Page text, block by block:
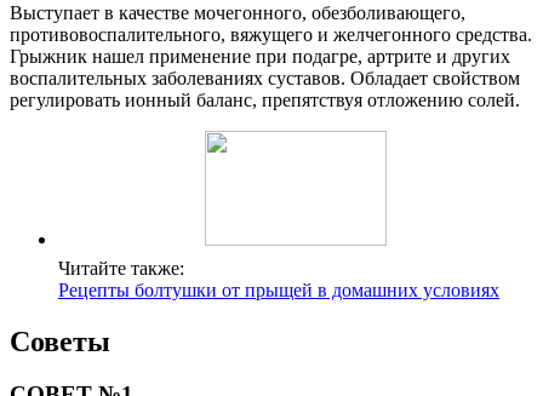
Выступает в качестве мочегонного, обезболивающего,
противовоспалительного, вяжущего и желчегонного средства.
Грыжник нашел применение при подагре, артрите и других
воспалительных заболеваниях суставов. Обладает свойством
регулировать ионный баланс, препятствуя отложению солей.
Читайте также:
Рецепты болтушки от прыщей в домашних условиях
Советы